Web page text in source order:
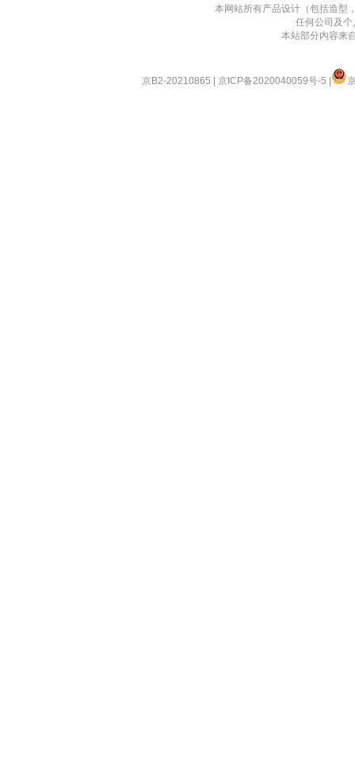
本网站所有产品设计（包括造型
任何公司及
本站部分内容来
京B2-20210865 京ICP备2020040059号-5